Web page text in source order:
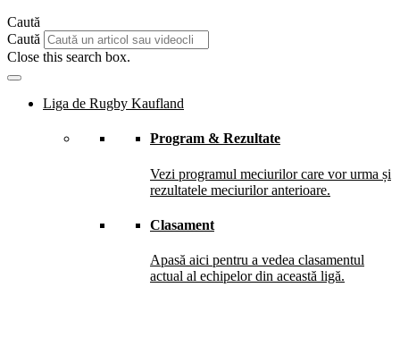
Caută
Caută
Close this search box.
Liga de Rugby Kaufland
Program & Rezultate
Vezi programul meciurilor care vor urma și
rezultatele meciurilor anterioare.
Clasament
Apasă aici pentru a vedea clasamentul
actual al echipelor din această ligă.